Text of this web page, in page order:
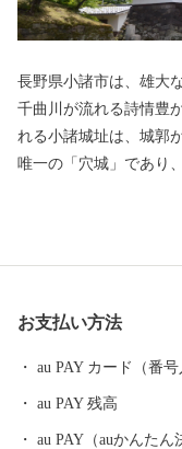
長野県小諸市は、雄大
千曲川が流れる詩情豊
れる小諸城址は、城郭
唯一の「穴城」であり
の中心部には、北国街
は、東京から約150km
お支払い方法
au PAY カード（番号
au PAY 残高
au PAY（auかんた